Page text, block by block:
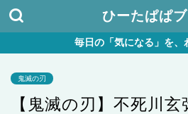
ひーたぱぱ
毎日の「気になる」を、
鬼滅の刃
【鬼滅の刃】不死川